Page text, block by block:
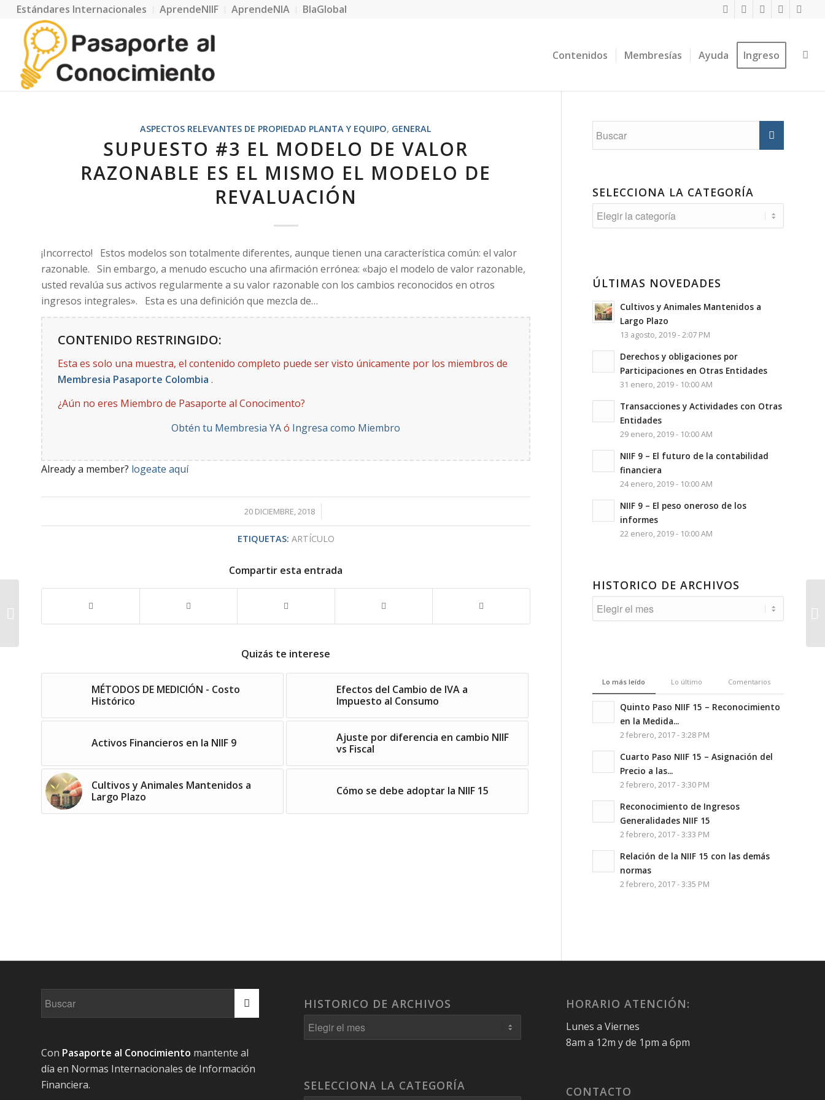
Estándares Internacionales AprendeNIIF AprendeNIA BlaGlobal
Contenidos Membresías Ayuda Ingreso
ASPECTOS RELEVANTES DE PROPIEDAD PLANTA Y EQUIPO, GENERAL
SUPUESTO #3 EL MODELO DE VALOR
RAZONABLE ES EL MISMO EL MODELO DE
REVALUACIÓN
¡Incorrecto! Estos modelos son totalmente diferentes, aunque tienen una característica común: el valor
razonable. Sin embargo, a menudo escucho una afirmación errónea: «bajo el modelo de valor razonable,
usted revalúa sus activos regularmente a su valor razonable con los cambios reconocidos en otros
ingresos integrales». Esta es una definición que mezcla de…
CONTENIDO RESTRINGIDO:
Esta es solo una muestra, el contenido completo puede ser visto únicamente por los miembros de
Membresia Pasaporte Colombia .
¿Aún no eres Miembro de Pasaporte al Conocimento?
Obtén tu Membresia YAó Ingresa como Miembro
Already a member? logeate aquí
20 DICIEMBRE, 2018
/
ETIQUETAS: ARTÍCULO
Compartir esta entrada
Quizás te interese
MÉTODOS DE MEDICIÓN - Costo
Histórico
Efectos del Cambio de IVA a
Impuesto al Consumo
Activos Financieros en la NIIF 9
Ajuste por diferencia en cambio NIIF
vs Fiscal
Cultivos y Animales Mantenidos a
Largo Plazo
Cómo se debe adoptar la NIIF 15
SELECCIONA LA CATEGORÍA
Selecciona
la
ÚLTIMAS NOVEDADES
Cultivos y Animales Mantenidos a
Largo Plazo
13 agosto, 2019 - 2:07 PM
Derechos y obligaciones por
Participaciones en Otras Entidades
31 enero, 2019 - 10:00 AM
Transacciones y Actividades con Otras
Entidades
29 enero, 2019 - 10:00 AM
NIIF 9 – El futuro de la contabilidad
financiera
24 enero, 2019 - 10:00 AM
NIIF 9 – El peso oneroso de los
informes
22 enero, 2019 - 10:00 AM
HISTORICO DE ARCHIVOS
Lo más leído Lo último Comentarios
Quinto Paso NIIF 15 – Reconocimiento
en la Medida...
2 febrero, 2017 - 3:28 PM
Cuarto Paso NIIF 15 – Asignación del
Precio a las...
2 febrero, 2017 - 3:30 PM
Reconocimiento de Ingresos
Generalidades NIIF 15
2 febrero, 2017 - 3:33 PM
Relación de la NIIF 15 con las demás
normas
2 febrero, 2017 - 3:35 PM
Con Pasaporte al Conocimiento mantente al
día en Normas Internacionales de Información
Financiera.
HISTORICO DE ARCHIVOS
SELECCIONA LA CATEGORÍA
HORARIO ATENCIÓN:
Lunes a Viernes
8am a 12m y de 1pm a 6pm
CONTACTO
Modelos de Medición